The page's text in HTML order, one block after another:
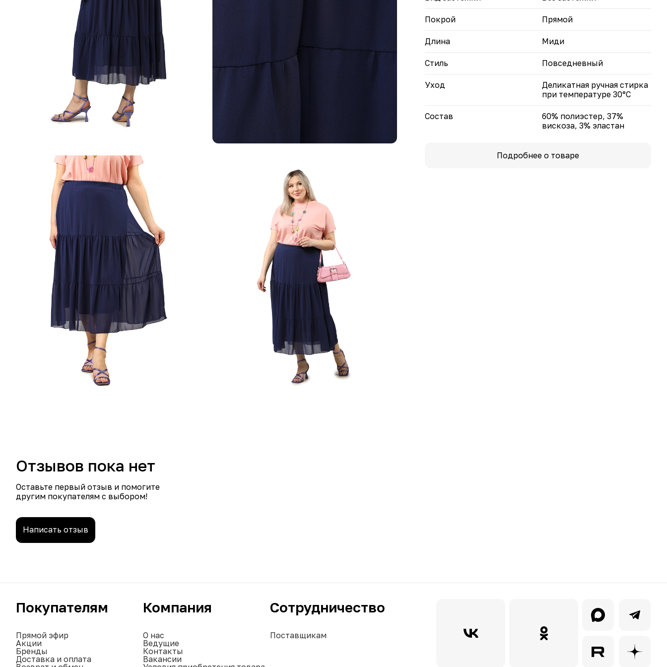
Покрой Прямой
Длина Миди
Стиль Повседневный
Уход
Деликатная ручная стирка
при температуре 30°С
Состав
60% полиэстер, 37%
вискоза, 3% эластан
Подробнее о товаре
Отзывов пока нет
Оставьте первый отзыв и помогите
другим покупателям с выбором!
Написать отзыв
Покупателям
Прямой эфир
Акции
Бренды
Доставка и оплата
Компания
О нас
Ведущие
Контакты
Вакансии
Сотрудничество
Поставщикам